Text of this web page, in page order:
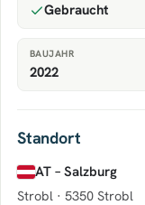
Gebraucht
BAUJAHR
2022
Standort
AT – Salzburg
Strobl · 5350 Strobl